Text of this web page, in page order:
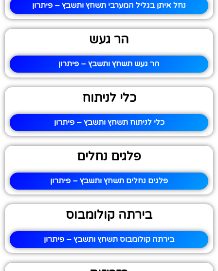
נחל איתן בגליל המערבי תשחץ ותשבץ – פיתרון
הר געש
הר געש תשחץ ותשבץ – פיתרון
כלי לניתוח
כלי לניתוח תשחץ ותשבץ – פיתרון
פלגים נחלים
פלגים נחלים תשחץ ותשבץ – פיתרון
בירתה קולומבוס
בירתה קולומבוס תשחץ ותשבץ – פיתרון